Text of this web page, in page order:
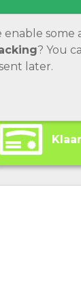
ONS
enable some
? You
later.